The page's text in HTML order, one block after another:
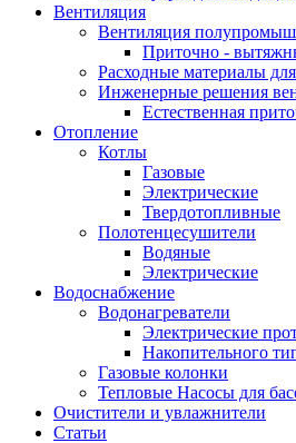
Вентиляция
Вентиляция
Приточно -
Расходные материалы
Инженерные решения
Естественная
Отопление
Котлы
Газовые
Электрические
Твердотопливные
Полотенцесушители
Водяные
Электрические
Водоснабжение
Водонагреватели
Электрические
Накопительного
Газовые колонки
Тепловые Насосы для
Очистители и увлажнители
Статьи